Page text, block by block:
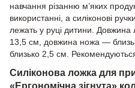
навчання різанню м’яких
використанні, а силіконові
лежать у руці дитини.
13,5 см, довжина ножа —
близько 2,5 см.
Силіконова ложка для
«Ергономічна зігнута»